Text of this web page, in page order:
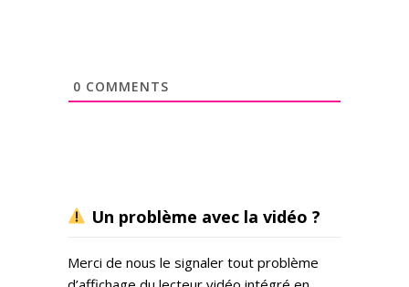
0 COMMENTS
Un problème avec la vidéo ?
Merci de nous le signaler tout problème